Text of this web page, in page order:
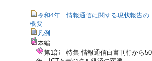
令和4年 情報通信に関する現状報告の
概要
凡例
本編
第1部 特集 情報通信白書刊行から50